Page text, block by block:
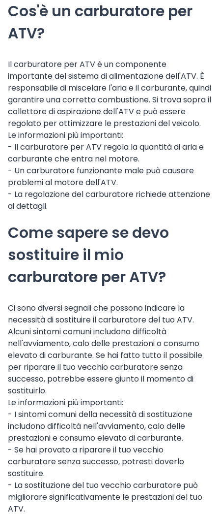
Cos'è un carburatore per
ATV?
Il carburatore per ATV è un componente
importante del sistema di alimentazione dell'ATV. È
responsabile di miscelare l'aria e il carburante, quindi
garantire una corretta combustione. Si trova sopra il
collettore di aspirazione dell'ATV e può essere
regolato per ottimizzare le prestazioni del veicolo.
Le informazioni più importanti:
- Il carburatore per ATV regola la quantità di aria e
carburante che entra nel motore.
- Un carburatore funzionante male può causare
problemi al motore dell'ATV.
- La regolazione del carburatore richiede attenzione
ai dettagli.
Come sapere se devo
sostituire il mio
carburatore per ATV?
Ci sono diversi segnali che possono indicare la
necessità di sostituire il carburatore del tuo ATV.
Alcuni sintomi comuni includono difficoltà
nell'avviamento, calo delle prestazioni o consumo
elevato di carburante. Se hai fatto tutto il possibile
per riparare il tuo vecchio carburatore senza
successo, potrebbe essere giunto il momento di
sostituirlo.
Le informazioni più importanti:
- I sintomi comuni della necessità di sostituzione
includono difficoltà nell'avviamento, calo delle
prestazioni e consumo elevato di carburante.
- Se hai provato a riparare il tuo vecchio
carburatore senza successo, potresti doverlo
sostituire.
- La sostituzione del tuo vecchio carburatore può
migliorare significativamente le prestazioni del tuo
ATV.